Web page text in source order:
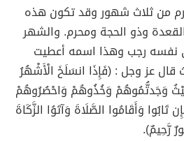
من ثلاث شهور وقد تكون هذه
وذو الحجة ومحرم. والشهر
نفسه رجب وهذا اسمه أعطيت
قال عز وجل : (فَإِذَا انسَلَخَ الْأَشْهُرُ
حَيْثُ وَجَدتُّمُوهُمْ وَخُذُوهُمْ وَاحْصُرُوهُمْ
وَأَقَامُوا الصَّلَاةَ وَآتَوُا الزَّكَاةَ
رَّحِيمٌ).